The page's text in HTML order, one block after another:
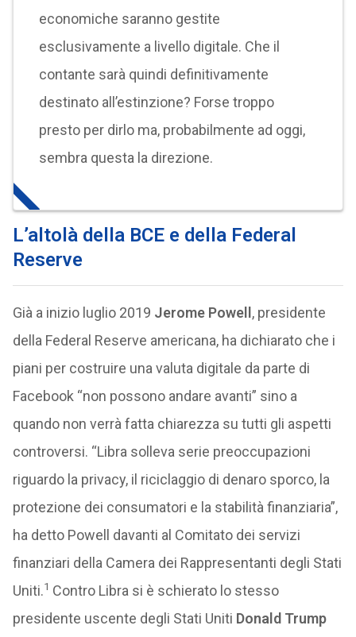
economiche saranno gestite
esclusivamente a livello digitale. Che il
contante sarà quindi definitivamente
destinato all’estinzione? Forse troppo
presto per dirlo ma, probabilmente ad oggi,
sembra questa la direzione.
L’altolà della BCE e della Federal
Reserve
Già a inizio luglio 2019 Jerome Powell , presidente
della Federal Reserve americana, ha dichiarato che i
piani per costruire una valuta digitale da parte di
Facebook “non possono andare avanti” sino a
quando non verrà fatta chiarezza su tutti gli aspetti
controversi. “Libra solleva serie preoccupazioni
riguardo la privacy, il riciclaggio di denaro sporco, la
protezione dei consumatori e la stabilità finanziaria”,
ha detto Powell davanti al Comitato dei servizi
finanziari della Camera dei Rappresentanti degli Stati
Uniti.1 Contro Libra si è schierato lo stesso
presidente uscente degli Stati Uniti Donald Trump